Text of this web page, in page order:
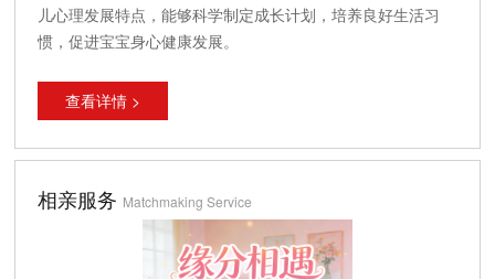
儿心理发展特点，能够科学制定成长计划，培养良好生活习
惯，促进宝宝身心健康发展。
查看详情 >
相亲服务 Matchmaking Service